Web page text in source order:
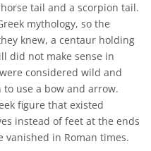
tail and a scorpion tail.
mythology, so the
knew, a centaur holding
did not make sense in
considered wild and
use a bow and arrow.
figure that existed
instead of feet at the ends
vanished in Roman times.